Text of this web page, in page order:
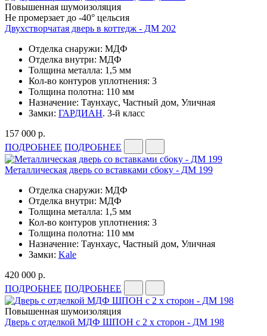
Повышенная шумоизоляция
Не промерзает до -40° цельсия
Двухстворчатая дверь в коттедж - ДМ 202
Отделка снаружи: МДФ
Отделка внутри: МДФ
Толщина металла: 1,5 мм
Кол-во контуров уплотнения: 3
Толщина полотна: 110 мм
Назначение: Таунхаус, Частный дом, Уличная
Замки: ГАРДИАН. 3-й класс
157 000 р.
ПОДРОБНЕЕ ПОДРОБНЕЕ
Металлическая дверь со вставками сбоку - ДМ 199
Отделка снаружи: МДФ
Отделка внутри: МДФ
Толщина металла: 1,5 мм
Кол-во контуров уплотнения: 3
Толщина полотна: 110 мм
Назначение: Таунхаус, Частный дом, Уличная
Замки: Kale
420 000 р.
ПОДРОБНЕЕ ПОДРОБНЕЕ
Повышенная шумоизоляция
Дверь с отделкой МДФ ШПОН с 2 х сторон - ДМ 198